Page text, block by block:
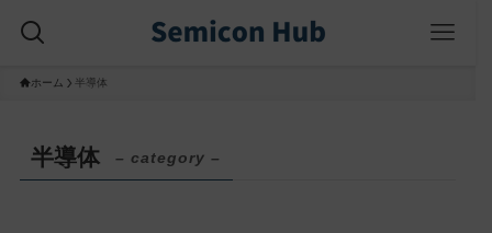
ホーム 半導体
半導体 – category –